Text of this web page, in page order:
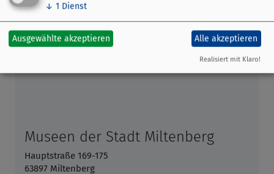
Museen der Stadt Miltenberg
Hauptstraße 169-175
63897 Miltenberg
↓ 1 Dienst
Ausgewählte akzeptieren Alle akzeptieren
Realisiert mit Klaro!